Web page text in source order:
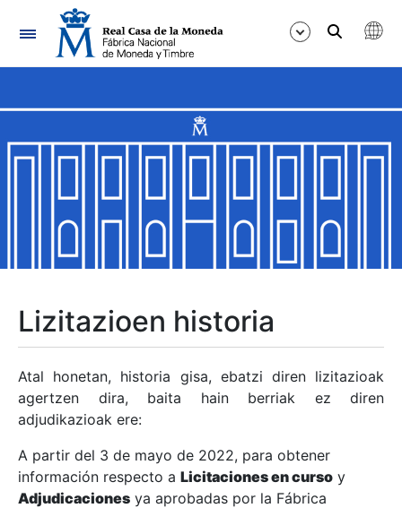
Nabigazioa
Erakutsi/Ezkutatu
Erakutsi/Ezkutatu
Erakutsi/Ezkutatu
Erakutsi/Ezkutatu
Erakutsi/Ezkutatu
Erakutsi/Ezkutatu
Lizitazioen historia
Atal honetan, historia gisa, ebatzi diren lizitazioak
agertzen dira, baita hain berriak ez diren
adjudikazioak ere:
A partir del 3 de mayo de 2022, para obtener
información respecto a Licitaciones en curso y
Adjudicaciones ya aprobadas por la Fábrica